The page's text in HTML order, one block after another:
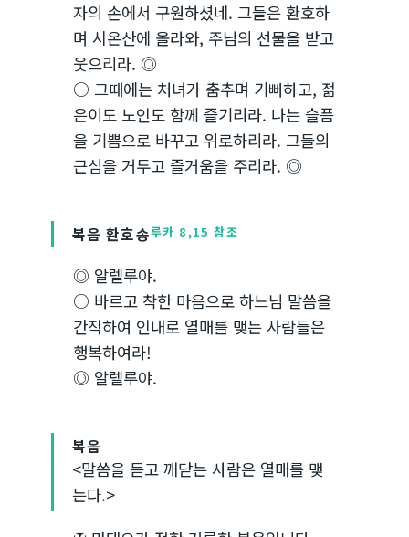
자의 손에서 구원하셨네. 그들은 환호하
며 시온산에 올라와, 주님의 선물을 받고
웃으리라. ◎
○ 그때에는 처녀가 춤추며 기뻐하고, 젊
은이도 노인도 함께 즐기리라. 나는 슬픔
을 기쁨으로 바꾸고 위로하리라. 그들의
근심을 거두고 즐거움을 주리라. ◎
복음 환호송루카 8,15 참조
◎ 알렐루야.
○ 바르고 착한 마음으로 하느님 말씀을
간직하여 인내로 열매를 맺는 사람들은
행복하여라!
◎ 알렐루야.
복음
<말씀을 듣고 깨닫는 사람은 열매를 맺
는다.>